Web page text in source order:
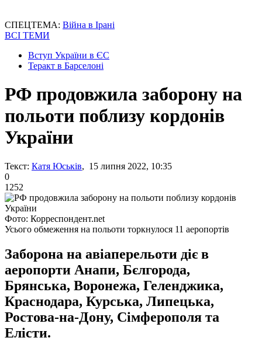
СПЕЦТЕМА: Війна в Ірані
ВСІ ТЕМИ
Вступ України в ЄС
Теракт в Барселоні
РФ продовжила заборону на
польоти поблизу кордонів
України
Текст: Катя Юськів, 15 липня 2022, 10:35
0
1252
Фото: Корреспондент.net
Усього обмеження на польоти торкнулося 11 аеропортів
Заборона на авіаперельоти діє в
аеропорти Анапи, Бєлгорода,
Брянська, Воронежа, Геленджика,
Краснодара, Курська, Липецька,
Ростова-на-Дону, Сімферополя та
Елісти.